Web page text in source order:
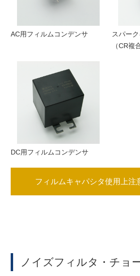
AC用フィルムコンデンサ
スパー
（CR複
DC用フィルムコンデンサ
フィルムキャパシタ使用上注
ノイズフィルタ・チョ